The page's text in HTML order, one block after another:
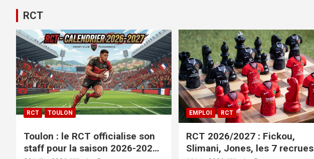
RCT
RCT TOULON
Toulon : le RCT officialise son
staff pour la saison 2026-2027+
EMPLOI RCT
RCT 2026/2027 : Fickou,
Slimani, Jones, les 7 recrues